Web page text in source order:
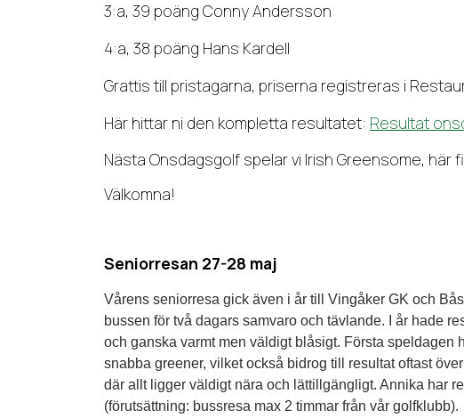
3:a, 39 poäng Conny Andersson
4:a, 38 poäng Hans Kardell
Grattis till pristagarna, priserna registreras i
Här hittar ni den kompletta resultatet: Resultat
Nästa Onsdagsgolf spelar vi Irish Greensome, här
Välkomna!
Seniorresan 27-28 maj
Vårens seniorresa gick även i år till Vingåker GK och
bussen för två dagars samvaro och tävlande. I år hade
och ganska varmt men väldigt blåsigt. Första
snabba greener, vilket också bidrog till resultat oftast
där allt ligger väldigt nära och lättillgängligt. Annika har
(förutsättning: bussresa max 2 timmar från vår golfklubb).